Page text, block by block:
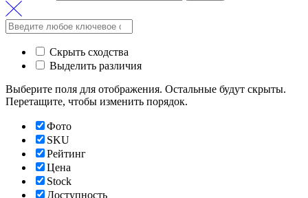
Скрыть сходства
Выделить различия
Выберите поля для отображения. Остальные будут скрыты.
Перетащите, чтобы изменить порядок.
Фото
SKU
Рейтинг
Цена
Stock
Доступность